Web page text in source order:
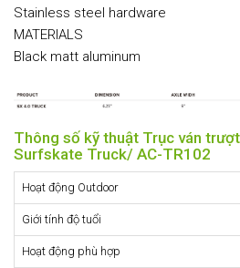
Stainless steel hardware
MATERIALS
Black matt aluminum
Thông số kỹ thuật Trục ván
Surfskate Truck/ AC-TR102
Hoạt động Outdoor
Giới tính độ tuổi
Hoạt động phù hợp